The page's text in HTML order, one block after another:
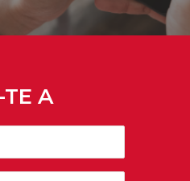
TE A